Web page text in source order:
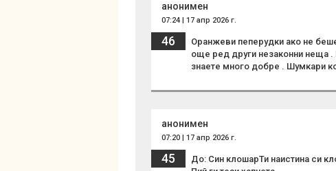
анонимен
07:24 | 17 апр 2026 г.
46
Оранжеви пеперудки ако не
още ред други незаконни неща
знаете много добре . Шумкари
анонимен
07:20 | 17 апр 2026 г.
45
До: Син клошарТи наистина